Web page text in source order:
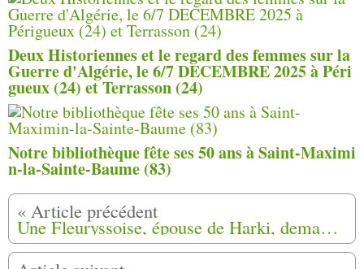
Deux Historiennes et le regard des femmes sur la
Guerre d'Algérie, le 6/7 DECEMBRE 2025 à Péri
gueux (24) et Terrasson (24)
Notre bibliothèque fête ses 50 ans à Saint-Maximi
n-la-Sainte-Baume (83)
Une Fleuryssoise, épouse de Harki, demande à l'État de l'aider à acheter sa maison